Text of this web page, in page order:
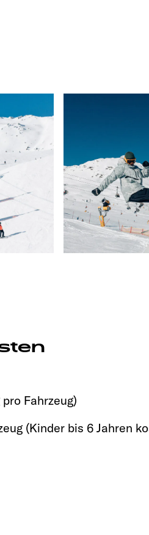
Fahrzeug)
(Kinder bis 6 Jahren